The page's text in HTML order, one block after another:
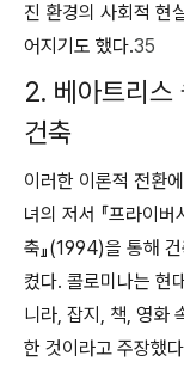
진 환경의 사회적 현
어지기도 했다.35
2. 베아트리스
건축
이러한 이론적 전환
녀의 저서 『프라이
축』(1994)을 통해
켰다. 콜로미나는 현
니라, 잡지, 책, 영화
한 것이라고 주장했